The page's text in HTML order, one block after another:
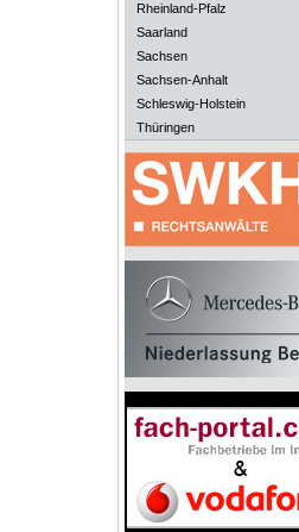
Rheinland-Pfalz
Saarland
Sachsen
Sachsen-Anhalt
Schleswig-Holstein
Thüringen